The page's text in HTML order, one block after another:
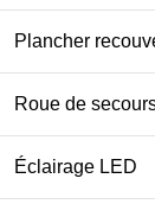
Plancher
Roue de
Éclairage LED